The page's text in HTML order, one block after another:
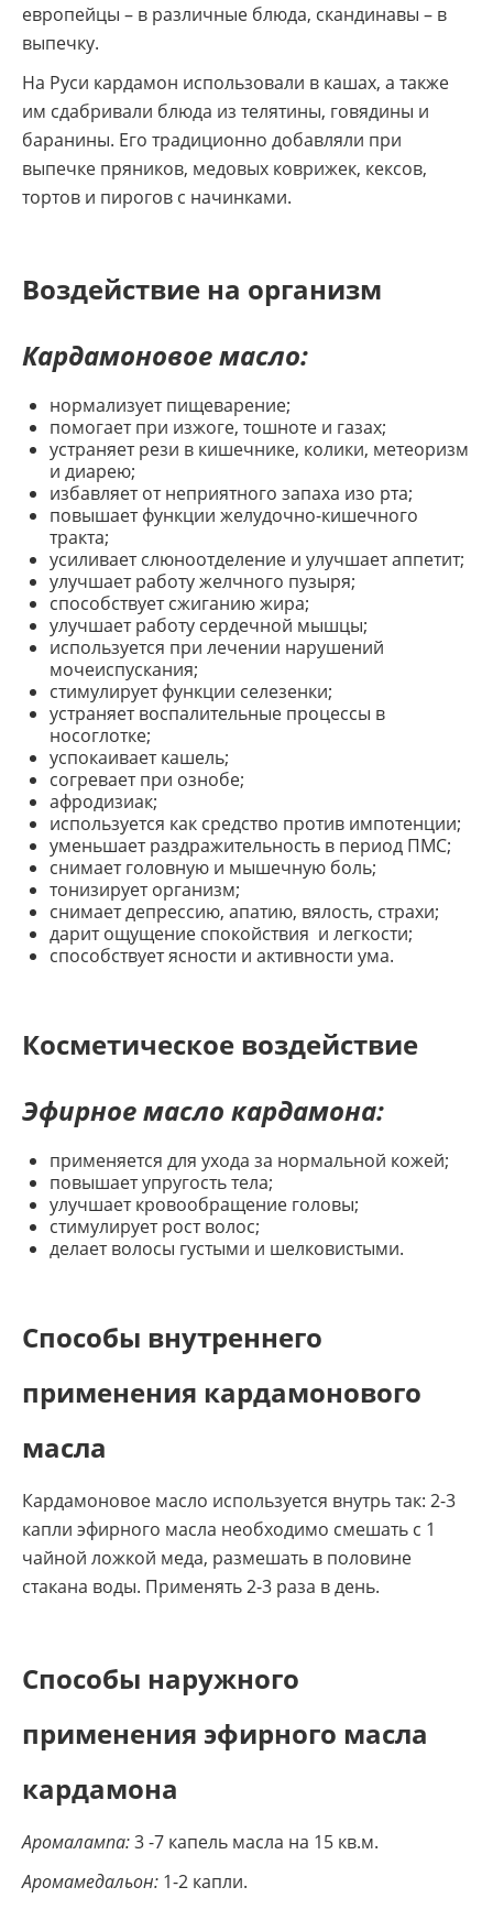
европейцы – в различные блюда, скандинавы – в
выпечку.
На Руси кардамон использовали в кашах, а также
им сдабривали блюда из телятины, говядины и
баранины. Его традиционно добавляли при
выпечке пряников, медовых коврижек, кексов,
тортов и пирогов с начинками.
Воздействие на организм
Кардамоновое масло:
нормализует пищеварение;
помогает при изжоге, тошноте и газах;
устраняет рези в кишечнике, колики, метеоризм
и диарею;
избавляет от неприятного запаха изо рта;
повышает функции желудочно-кишечного
тракта;
усиливает слюноотделение и улучшает аппетит;
улучшает работу желчного пузыря;
способствует сжиганию жира;
улучшает работу сердечной мышцы;
используется при лечении нарушений
мочеиспускания;
стимулирует функции селезенки;
устраняет воспалительные процессы в
носоглотке;
успокаивает кашель;
согревает при ознобе;
афродизиак;
используется как средство против импотенции;
уменьшает раздражительность в период ПМС;
снимает головную и мышечную боль;
тонизирует организм;
снимает депрессию, апатию, вялость, страхи;
дарит ощущение спокойствия и легкости;
способствует ясности и активности ума.
Косметическое воздействие
Эфирное масло кардамона:
применяется для ухода за нормальной кожей;
повышает упругость тела;
улучшает кровообращение головы;
стимулирует рост волос;
делает волосы густыми и шелковистыми.
Способы внутреннего
применения кардамонового
масла
Кардамоновое масло используется внутрь так: 2-3
капли эфирного масла необходимо смешать с 1
чайной ложкой меда, размешать в половине
стакана воды. Применять 2-3 раза в день.
Способы наружного
применения эфирного масла
кардамона
Аромалампа:3 -7 капель масла на 15 кв.м.
Аромамедальон: 1-2 капли.